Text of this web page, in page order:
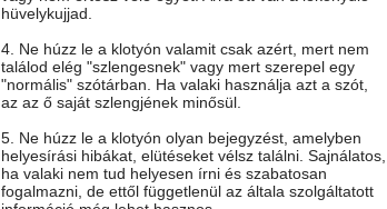
hüvelykujjad.
4. Ne húzz le a klotyón valamit csak azért, mert nem
találod elég "szlengesnek" vagy mert szerepel egy
"normális" szótárban. Ha valaki használja azt a szót,
az az ő saját szlengjének minősül.
5. Ne húzz le a klotyón olyan bejegyzést, amelyben
helyesírási hibákat, elütéseket vélsz találni. Sajnálatos,
ha valaki nem tud helyesen írni és szabatosan
fogalmazni, de ettől függetlenül az általa szolgáltatott